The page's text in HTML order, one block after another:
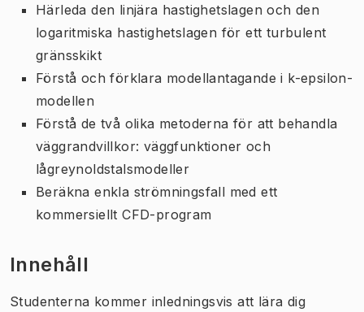
Härleda den linjära hastighetslagen och den
logaritmiska hastighetslagen för ett turbulent
gränsskikt
Förstå och förklara modellantagande i k-epsilon-
modellen
Förstå de två olika metoderna för att behandla
väggrandvillkor: väggfunktioner och
lågreynoldstalsmodeller
Beräkna enkla strömningsfall med ett
kommersiellt CFD-program
Innehåll
Studenterna kommer inledningsvis att lära dig